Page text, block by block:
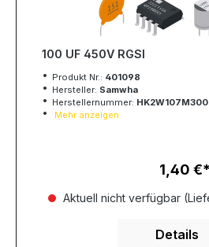
100 UF 450V RGSI
Produkt Nr.: 401098
Hersteller: Samwha
Herstellernummer:
Mehr anzeigen
Regulärer
1,40 €
Aktuell nicht verfügbar
Details